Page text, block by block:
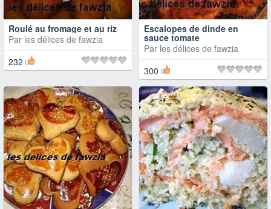
Roulé au fromage et au riz
Par les délices de fawzia
232
Escalopes de dinde en
sauce tomate
Par les délices de fawzia
300